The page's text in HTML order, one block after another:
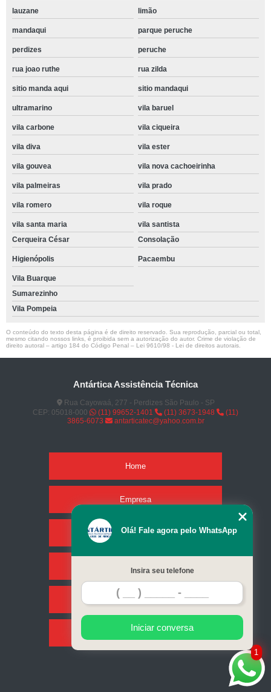
lauzane limão
mandaqui parque peruche
perdizes peruche
rua joao ruthe rua zilda
sitio manda aqui sitio mandaqui
ultramarino vila baruel
vila carbone vila ciqueira
vila diva vila ester
vila gouvea vila nova cachoeirinha
vila palmeiras vila prado
vila romero vila roque
vila santa maria
vila santista
Cerqueira César
Consolação
Higienópolis Pacaembu
Vila Buarque
Sumarezinho
Vila Pompeia
O conteúdo do texto desta página é de direito reservado. Sua reprodução, parcial ou total,
mesmo citando nossos links, é proibida sem a autorização do autor. Crime de violação de
direito autoral – artigo 184 do Código Penal – Lei 9610/98 - Lei de direitos autorais
Antártica Assistência Técnica
Rua Cayowaá, 277 - Perdizes São Paulo - SP
CEP: 05018-000
(11) 99652-1401 (11) 3673-1948
(11)
3865-6073
antarticatec@yahoo.com.br
Home
Empresa
Missão
Serviços
Contato
Mapa do site
1
Olá! Fale agora pelo WhatsApp
Insira seu telefone
Iniciar conversa